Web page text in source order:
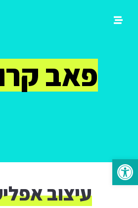
פתח סרגל נגישות
פאב
עיצוב